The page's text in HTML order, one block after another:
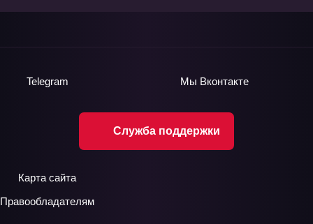
Служба поддержки
Telegram Мы Вконтакте
Карта сайта
Правообладателям